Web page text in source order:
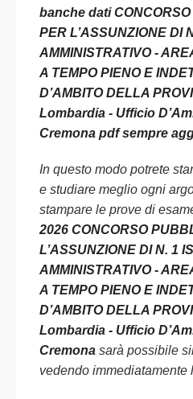
banche dati
PER L’ASSUNZIONE DI
AMMINISTRATIVO -
A TEMPO PIENO E
D’AMBITO DELLA
Lombardia - Ufficio
Cremona pdf sempre
In questo modo potrete
e studiare meglio ogni
stampare le prove di
2026 CONCORSO
L’ASSUNZIONE DI N. 1
AMMINISTRATIVO -
A TEMPO PIENO E
D’AMBITO DELLA
Lombardia - Ufficio
Cremona sarà possibile
vedendo immediatamente